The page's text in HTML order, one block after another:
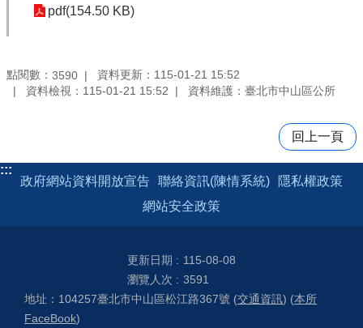
pdf(154.50 KB)
點閱數： 3590
資料更新：115-01-21 15:52
資料檢視：115-01-21 15:52
資料維護：臺北市中山區公所
回上一頁
:::
政府網站資料開放宣告 聯絡資訊(陳情系統)
隱私權政策
網站安全政策
更新日期
115-08-08
瀏覽人次
3591
地址：104257臺北市中山區松江路367號 (交通資訊) (本所
FaceBook)